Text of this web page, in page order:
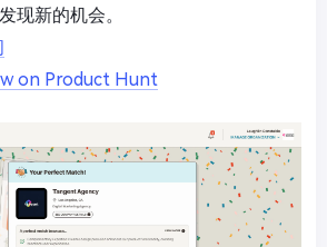
现新的机会。
on Product Hunt